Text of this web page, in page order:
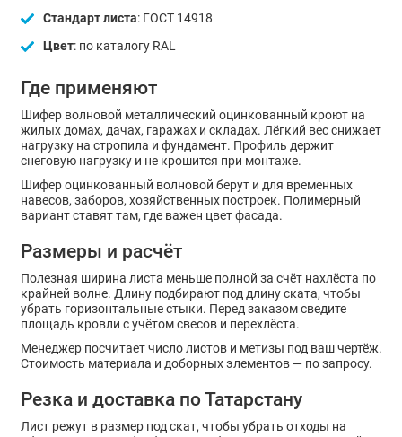
Стандарт листа: ГОСТ 14918
Цвет: по каталогу RAL
Где применяют
Шифер волновой металлический оцинкованный кроют на
жилых домах, дачах, гаражах и складах. Лёгкий вес снижает
нагрузку на стропила и фундамент. Профиль держит
снеговую нагрузку и не крошится при монтаже.
Шифер оцинкованный волновой берут и для временных
навесов, заборов, хозяйственных построек. Полимерный
вариант ставят там, где важен цвет фасада.
Размеры и расчёт
Полезная ширина листа меньше полной за счёт нахлёста по
крайней волне. Длину подбирают под длину ската, чтобы
убрать горизонтальные стыки. Перед заказом сведите
площадь кровли с учётом свесов и перехлёста.
Менеджер посчитает число листов и метизы под ваш чертёж.
Стоимость материала и доборных элементов — по запросу.
Резка и доставка по Татарстану
Лист режут в размер под скат, чтобы убрать отходы на